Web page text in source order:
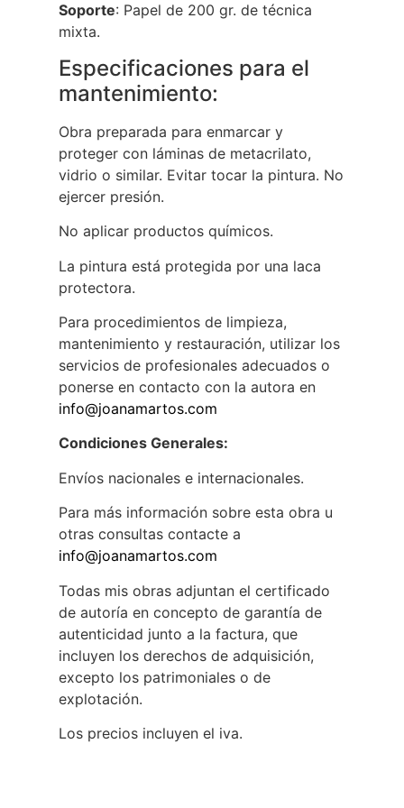
Soporte: Papel de 200 gr. de técnica
mixta.
Especificaciones para el
mantenimiento:
Obra preparada para enmarcar y
proteger con láminas de metacrilato,
vidrio o similar. Evitar tocar la pintura. No
ejercer presión.
No aplicar productos químicos.
La pintura está protegida por una laca
protectora.
Para procedimientos de limpieza,
mantenimiento y restauración, utilizar los
servicios de profesionales adecuados o
ponerse en contacto con la autora en
info@joanamartos.com
Condiciones Generales:
Envíos nacionales e internacionales.
Para más información sobre esta obra u
otras consultas contacte a
info@joanamartos.com
Todas mis obras adjuntan el certificado
de autoría en concepto de garantía de
autenticidad junto a la factura, que
incluyen los derechos de adquisición,
excepto los patrimoniales o de
explotación.
Los precios incluyen el iva.